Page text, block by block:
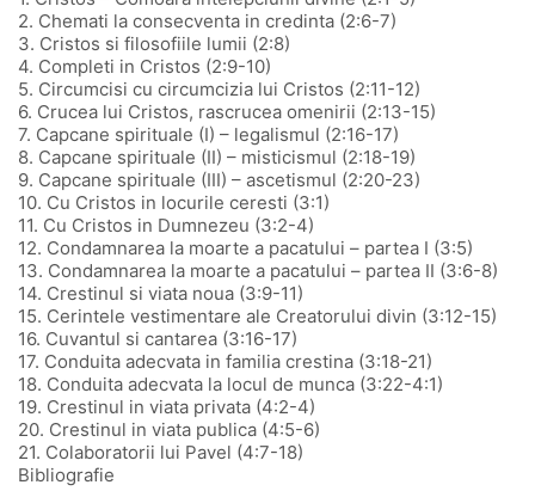
2. Chemati la consecventa in credinta (2:6-7)
3. Cristos si filosofiile lumii (2:8)
4. Completi in Cristos (2:9-10)
5. Circumcisi cu circumcizia lui Cristos (2:11-12)
6. Crucea lui Cristos, rascrucea omenirii (2:13-15)
7. Capcane spirituale (I) – legalismul (2:16-17)
8. Capcane spirituale (II) – misticismul (2:18-19)
9. Capcane spirituale (III) – ascetismul (2:20-23)
10. Cu Cristos in locurile ceresti (3:1)
11. Cu Cristos in Dumnezeu (3:2-4)
12. Condamnarea la moarte a pacatului – partea I (3:5)
13. Condamnarea la moarte a pacatului – partea II (3:6-8)
14. Crestinul si viata noua (3:9-11)
15. Cerintele vestimentare ale Creatorului divin (3:12-15)
16. Cuvantul si cantarea (3:16-17)
17. Conduita adecvata in familia crestina (3:18-21)
18. Conduita adecvata la locul de munca (3:22-4:1)
19. Crestinul in viata privata (4:2-4)
20. Crestinul in viata publica (4:5-6)
21. Colaboratorii lui Pavel (4:7-18)
Bibliografie